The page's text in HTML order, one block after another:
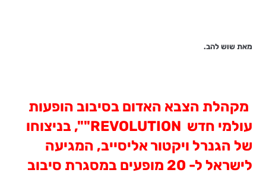
מאת שוש להב.
מקהלת הצבא האדום בסיבוב הופעות
עולמי חדש REVOLUTION"
", בניצוחו
של הגנרל ויקטור אליסייב, המגיעה
לישראל ל- 20 מופעים במסגרת סיבוב